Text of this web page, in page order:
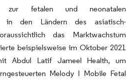
zur fetalen und neonatalen
in den Ländern des asiatisch-
das Marktwachstum
beispielsweise im Oktober 2021
Abdul Latif Jameel Health, um
Melody I Mobile Fetal